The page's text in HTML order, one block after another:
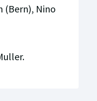
(Bern), Nino